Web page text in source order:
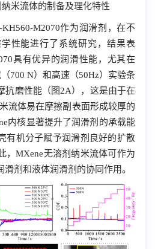
米流体的制备及理化特性
KH560-M2070作为润滑剂，在不
性能进行了系统研究，结果表
具有优异的润滑性能，尤其在
700 N）和高速（50Hz）实验条
抗磨性能（图2A），这是由于在
流体易在摩擦副表面形成较厚的
内核显著提升了润滑剂的承载能
有机分子赋予润滑剂良好的扩散
，MXene无溶剂纳米流体可作为
剂和液体润滑剂的协同作用。